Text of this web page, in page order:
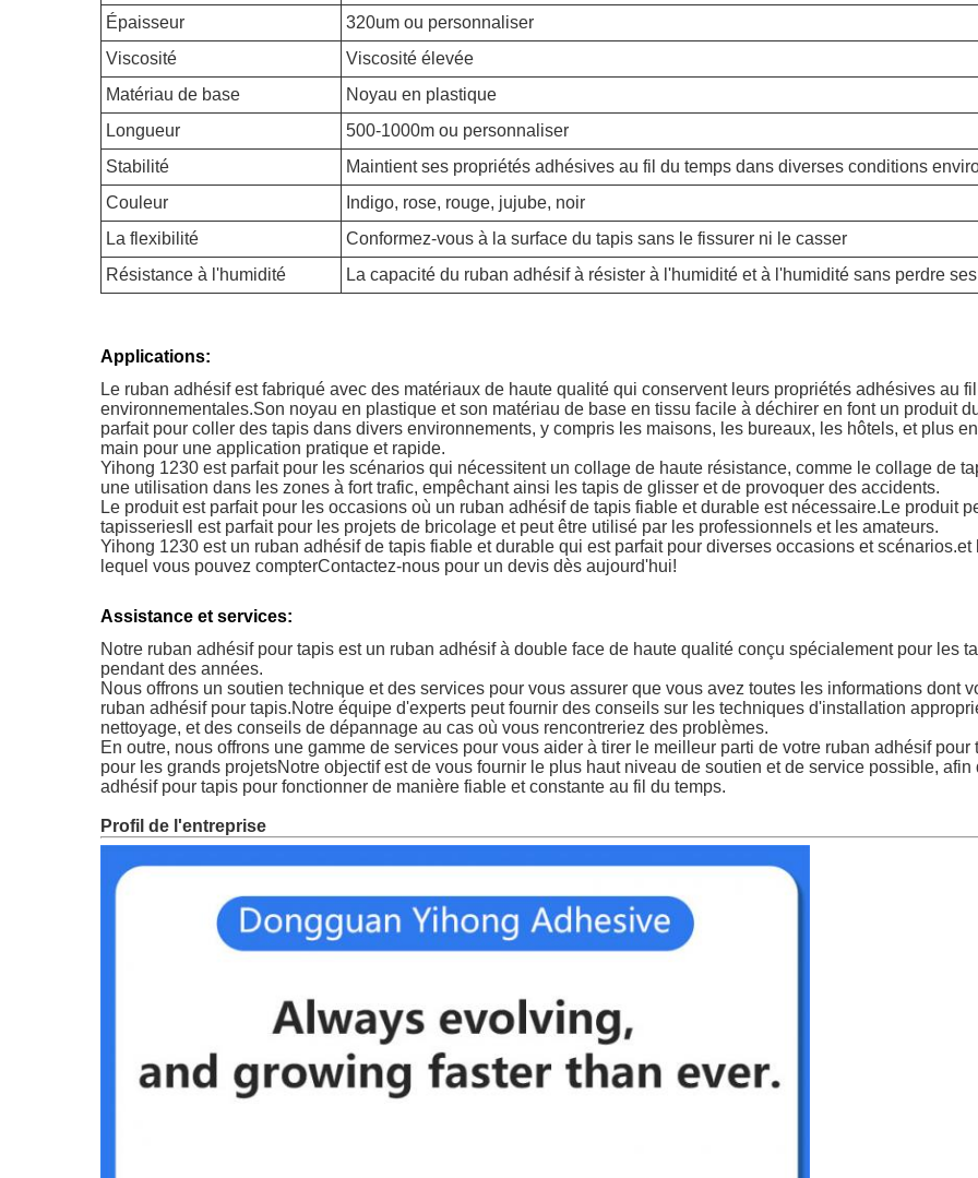
Épaisseur
320um ou personnaliser
Viscosité
Viscosité élevée
Matériau de base
Noyau en plastique
Longueur
500-1000m ou personnaliser
Stabilité
Maintient ses propriétés adhésives au fil du temps dans diverses conditions
Couleur
Indigo, rose, rouge, jujube, noir
La flexibilité
Conformez-vous à la surface du tapis sans le fissurer ni le casser
Résistance à l'humidité
La capacité du ruban adhésif à résister à l'humidité et à l'humidité sans perdre
Applications:
Le ruban adhésif est fabriqué avec des matériaux de haute qualité qui conservent leurs propriétés adhésives au
environnementales.Son noyau en plastique et son matériau de base en tissu facile à déchirer en font un produit
parfait pour coller des tapis dans divers environnements, y compris les maisons, les bureaux, les hôtels, et plus
main pour une application pratique et rapide.
Yihong 1230 est parfait pour les scénarios qui nécessitent un collage de haute résistance, comme le collage de
une utilisation dans les zones à fort trafic, empêchant ainsi les tapis de glisser et de provoquer des accidents.
Le produit est parfait pour les occasions où un ruban adhésif de tapis fiable et durable est nécessaire.Le produit
tapisseriesIl est parfait pour les projets de bricolage et peut être utilisé par les professionnels et les amateurs.
Yihong 1230 est un ruban adhésif de tapis fiable et durable qui est parfait pour diverses occasions et
lequel vous pouvez compterContactez-nous pour un devis dès aujourd'hui!
Assistance et services:
Notre ruban adhésif pour tapis est un ruban adhésif à double face de haute qualité conçu spécialement pour les
pendant des années.
Nous offrons un soutien technique et des services pour vous assurer que vous avez toutes les informations dont
ruban adhésif pour tapis.Notre équipe d'experts peut fournir des conseils sur les techniques d'installation
nettoyage, et des conseils de dépannage au cas où vous rencontreriez des problèmes.
En outre, nous offrons une gamme de services pour vous aider à tirer le meilleur parti de votre ruban adhésif
pour les grands projetsNotre objectif est de vous fournir le plus haut niveau de soutien et de service possible,
adhésif pour tapis pour fonctionner de manière fiable et constante au fil du temps.
Profil de l'entreprise